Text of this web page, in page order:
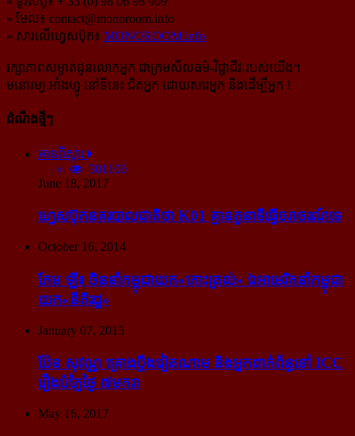
» មែល៖ contact@monoroom.info
» សារលើហ្វេសប៊ុក៖ MONOROOM.info
រក្សាភាពសម្ងាត់ជូនលោកអ្នក ជាក្រមសីលធម៌-​វិជ្ជាជីវៈ​របស់យើង។
មនោរម្យ.អាំងហ្វូ នៅទីនេះ ជិតអ្នក ដោយសារអ្នក និងដើម្បីអ្នក !
ដំណឹងថ្មីៗ
អានពិស្ដារ
301106
June 18, 2017
ហ្វេសប៊ុក​នគរបាល​ជាតិ​ថា K01 គ្មាន​តួនាទី​ធ្វើ​ចរាចរណ៍​ទេ
October 16, 2014
កែម ឡី៖ ចិន​នាំ​កម្ពុជា​យក​«កោះ​ត្រល់» ឯ​អាមេរិក​នាំ​កម្ពុជា​
យក​«នីតិរដ្ឋ»
January 07, 2015
ប៉ែន សុវណ្ណ គ្រោង​ប្តឹង​វៀតណាម និង​អ្នក​ពាក់​ព័ន្ធ​ទៅ ICC
រឿង​បំភ្លៃ​ថ្ងៃ ៧​មករា
May 16, 2017